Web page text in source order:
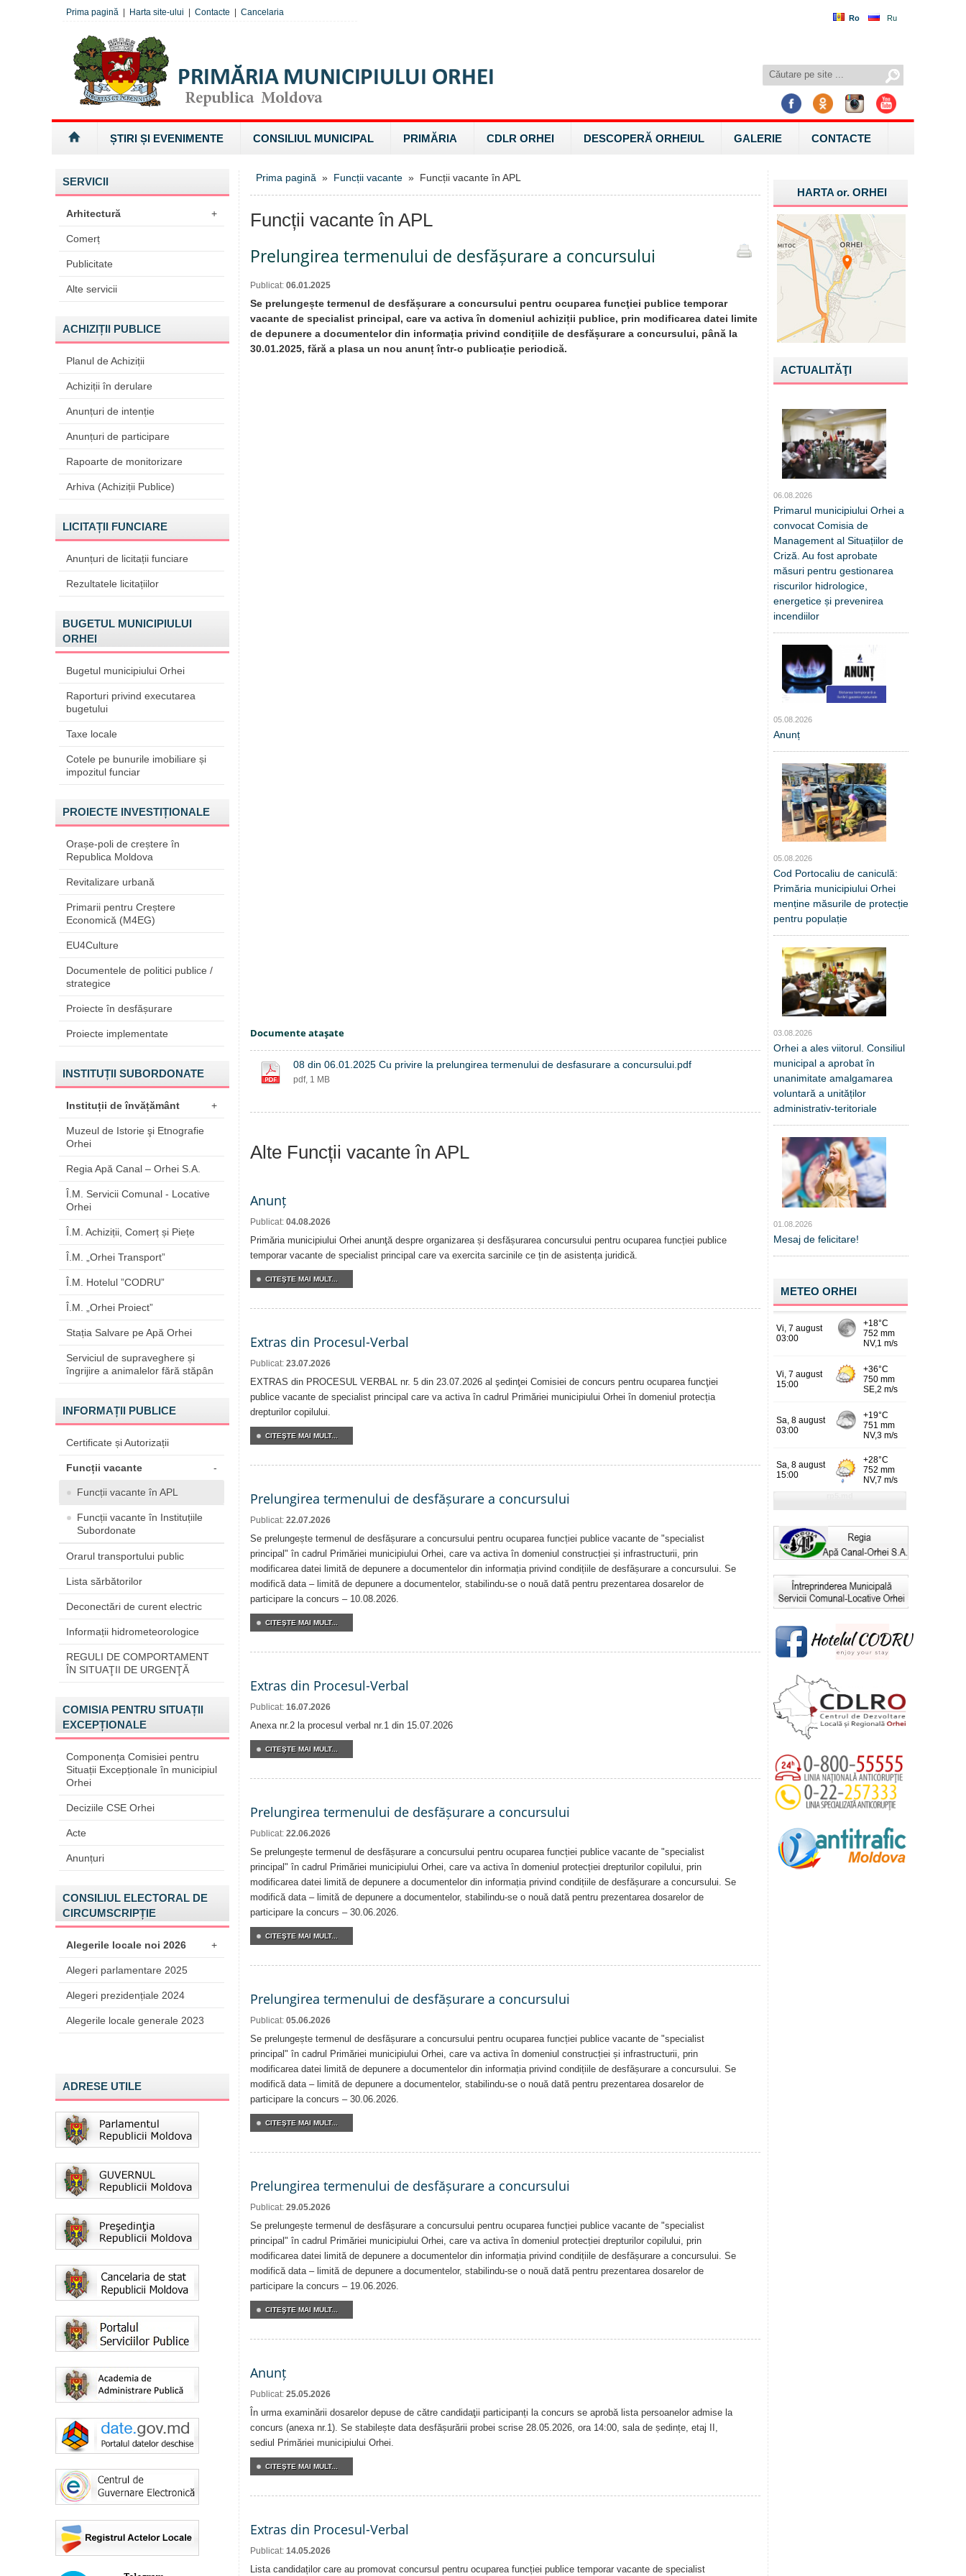
Ro Ru
Prima pagină Harta site-ului Contacte Cancelaria
ȘTIRI ȘI EVENIMENTE CONSILIUL MUNICIPAL PRIMĂRIA CDLR ORHEI DESCOPERĂ ORHEIUL GALERIE CONTACTE
SERVICII
Arhitectură +
Comerț
Publicitate
Alte servicii
ACHIZIȚII PUBLICE
Planul de Achiziții
Achiziții în derulare
Anunțuri de intenție
Anunțuri de participare
Rapoarte de monitorizare
Arhiva (Achiziții Publice)
LICITAȚII FUNCIARE
Anunțuri de licitații funciare
Rezultatele licitațiilor
BUGETUL MUNICIPIULUI
ORHEI
Bugetul municipiului Orhei
Raporturi privind executarea
bugetului
Taxe locale
Cotele pe bunurile imobiliare și
impozitul funciar
PROIECTE INVESTIȚIONALE
Orașe-poli de creștere în
Republica Moldova
Revitalizare urbană
Primarii pentru Creștere
Economică (M4EG)
EU4Culture
Documentele de politici publice /
strategice
Proiecte în desfășurare
Proiecte implementate
INSTITUȚII SUBORDONATE
Instituții de învățământ +
Muzeul de Istorie şi Etnografie
Orhei
Regia Apă Canal – Orhei S.A.
Î.M. Servicii Comunal - Locative
Orhei
Î.M. Achiziții, Comerț și Piețe
Î.M. „Orhei Transport”
Î.M. Hotelul ”CODRU”
Î.M. „Orhei Proiect”
Stația Salvare pe Apă Orhei
Serviciul de supraveghere și
îngrijire a animalelor fără stăpân
INFORMAȚII PUBLICE
Certificate și Autorizații
Funcții vacante -
Funcții vacante în APL
Funcții vacante în Instituțiile
Subordonate
Orarul transportului public
Lista sărbătorilor
Deconectări de curent electric
Informații hidrometeorologice
REGULI DE COMPORTAMENT
ÎN SITUAŢII DE URGENŢĂ
COMISIA PENTRU SITUAȚII
EXCEPȚIONALE
Componența Comisiei pentru
Situații Excepționale în municipiul
Orhei
Deciziile CSE Orhei
Acte
Anunțuri
CONSILIUL ELECTORAL DE
CIRCUMSCRIPȚIE
Alegerile locale noi 2026 +
Alegeri parlamentare 2025
Alegeri prezidențiale 2024
Alegerile locale generale 2023
ADRESE UTILE
Prima pagină » Funcții vacante » Funcții vacante în APL
Funcții vacante în APL
Prelungirea termenului de desfășurare a concursului
Publicat: 06.01.2025
Se prelungește termenul de desfășurare a concursului pentru ocuparea funcţiei publice temporar
vacante de specialist principal, care va activa în domeniul achiziții publice, prin modificarea datei limite
de depunere a documentelor din informația privind condițiile de desfășurare a concursului, până la
30.01.2025, fără a plasa un nou anunț într-o publicație periodică.
Documente ataşate
08 din 06.01.2025 Cu privire la prelungirea termenului de desfasurare a concursului.pdf
pdf, 1 MB
Alte Funcții vacante în APL
Anunț
Publicat: 04.08.2026
Primăria municipiului Orhei anunţă despre organizarea și desfășurarea concursului pentru ocuparea funcției publice
temporar vacante de specialist principal care va exercita sarcinile ce țin de asistența juridică.
CITEŞTE MAI MULT...
Extras din Procesul-Verbal
Publicat: 23.07.2026
EXTRAS din PROCESUL VERBAL nr. 5 din 23.07.2026 al şedinţei Comisiei de concurs pentru ocuparea funcţiei
publice vacante de specialist principal care va activa în cadrul Primăriei municipiului Orhei în domeniul protecția
drepturilor copilului.
CITEŞTE MAI MULT...
Prelungirea termenului de desfășurare a concursului
Publicat: 22.07.2026
Se prelungește termenul de desfășurare a concursului pentru ocuparea funcției publice vacante de "specialist
principal" în cadrul Primăriei municipiului Orhei, care va activa în domeniul construcției și infrastructurii, prin
modificarea datei limită de depunere a documentelor din informația privind condițiile de desfășurare a concursului. Se
modifică data – limită de depunere a documentelor, stabilindu-se o nouă dată pentru prezentarea dosarelor de
participare la concurs – 10.08.2026.
CITEŞTE MAI MULT...
Extras din Procesul-Verbal
Publicat: 16.07.2026
Anexa nr.2 la procesul verbal nr.1 din 15.07.2026
CITEŞTE MAI MULT...
Prelungirea termenului de desfășurare a concursului
Publicat: 22.06.2026
Se prelungește termenul de desfășurare a concursului pentru ocuparea funcției publice vacante de "specialist
principal" în cadrul Primăriei municipiului Orhei, care va activa în domeniul protecției drepturilor copilului, prin
modificarea datei limită de depunere a documentelor din informația privind condițiile de desfășurare a concursului. Se
modifică data – limită de depunere a documentelor, stabilindu-se o nouă dată pentru prezentarea dosarelor de
participare la concurs – 30.06.2026.
CITEŞTE MAI MULT...
Prelungirea termenului de desfășurare a concursului
Publicat: 05.06.2026
Se prelungește termenul de desfășurare a concursului pentru ocuparea funcției publice vacante de "specialist
principal" în cadrul Primăriei municipiului Orhei, care va activa în domeniul construcției și infrastructurii, prin
modificarea datei limită de depunere a documentelor din informația privind condițiile de desfășurare a concursului. Se
modifică data – limită de depunere a documentelor, stabilindu-se o nouă dată pentru prezentarea dosarelor de
participare la concurs – 30.06.2026.
CITEŞTE MAI MULT...
Prelungirea termenului de desfășurare a concursului
Publicat: 29.05.2026
Se prelungește termenul de desfășurare a concursului pentru ocuparea funcției publice vacante de "specialist
principal" în cadrul Primăriei municipiului Orhei, care va activa în domeniul protecției drepturilor copilului, prin
modificarea datei limită de depunere a documentelor din informația privind condițiile de desfășurare a concursului. Se
modifică data – limită de depunere a documentelor, stabilindu-se o nouă dată pentru prezentarea dosarelor de
participare la concurs – 19.06.2026.
CITEŞTE MAI MULT...
Anunț
Publicat: 25.05.2026
În urma examinării dosarelor depuse de către candidaţii participanți la concurs se aprobă lista persoanelor admise la
concurs (anexa nr.1). Se stabilește data desfășurării probei scrise 28.05.2026, ora 14:00, sala de ședințe, etaj II,
sediul Primăriei municipiului Orhei.
CITEŞTE MAI MULT...
Extras din Procesul-Verbal
Publicat: 14.05.2026
Lista candidaților care au promovat concursul pentru ocuparea funcției publice temporar vacante de specialist
HARTA or.ORHEI
ACTUALITĂŢI
06.08.2026
Primarul municipiului Orhei a
convocat Comisia de
Management al Situațiilor de
Criză. Au fost aprobate
măsuri pentru gestionarea
riscurilor hidrologice,
energetice și prevenirea
incendiilor
05.08.2026
Anunț
05.08.2026
Cod Portocaliu de caniculă:
Primăria municipiului Orhei
menține măsurile de protecție
pentru populație
03.08.2026
Orhei a ales viitorul. Consiliul
municipal a aprobat în
unanimitate amalgamarea
voluntară a unităților
administrativ-teritoriale
01.08.2026
Mesaj de felicitare!
METEO ORHEI